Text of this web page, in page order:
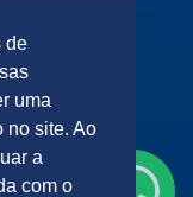
de
uma
no site. Ao
a
com o